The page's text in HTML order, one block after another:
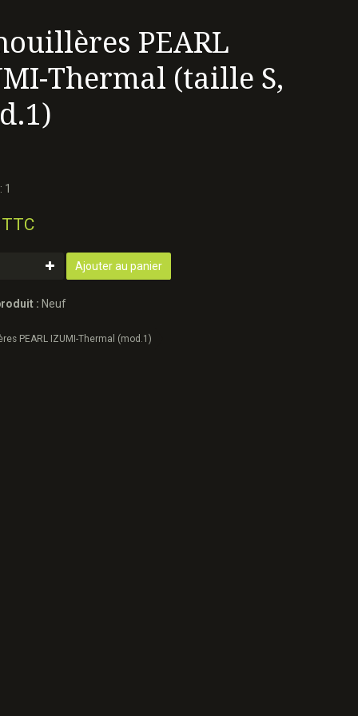
PEARL
Thermal (taille S,
1
Ajouter au panier
: Neuf
PEARL IZUMI-Thermal (mod.1)